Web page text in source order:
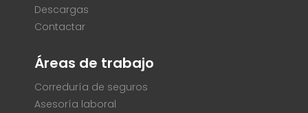
Descargas
Contactar
Áreas de trabajo
Correduría de seguros
Asesoría laboral